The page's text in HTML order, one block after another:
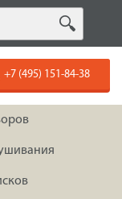
+7 (495) 151-84-38